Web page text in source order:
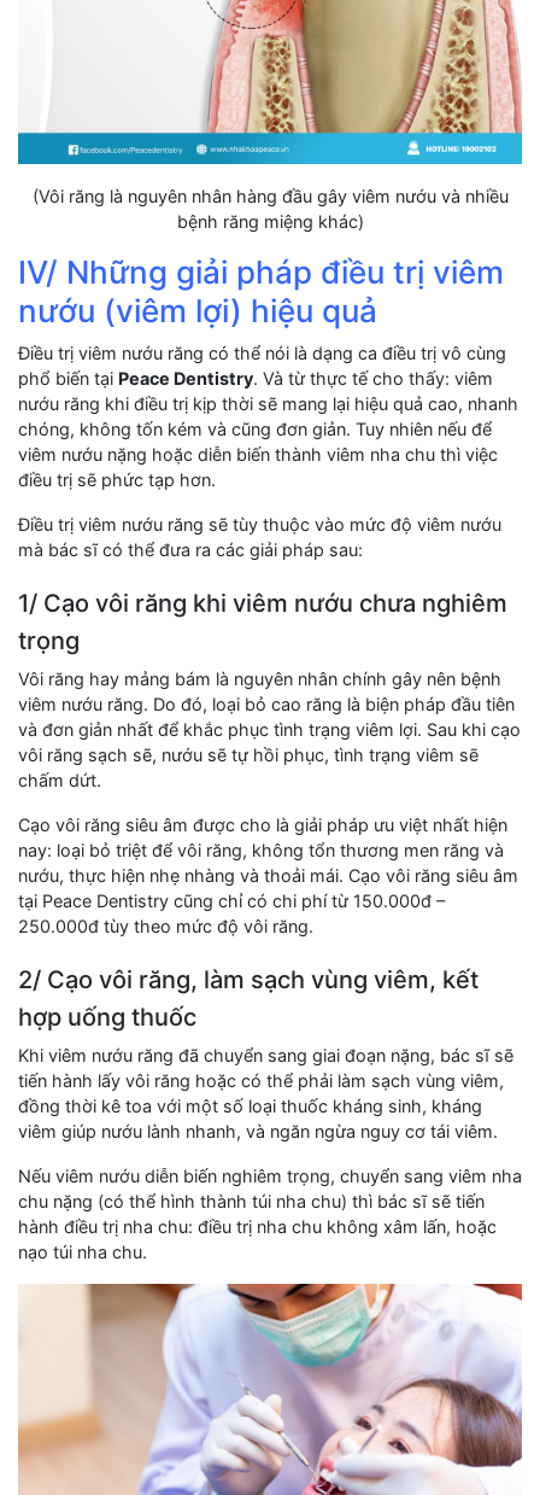
(Vôi răng là nguyên nhân hàng đầu gây viêm nướu và nhiều
bệnh răng miệng khác)
IV/ Những giải pháp điều trị viêm
nướu (viêm lợi) hiệu quả
Điều trị viêm nướu răng có thể nói là dạng ca điều trị vô cùng
phổ biến tại Peace Dentistry. Và từ thực tế cho thấy: viêm
nướu răng khi điều trị kịp thời sẽ mang lại hiệu quả cao, nhanh
chóng, không tốn kém và cũng đơn giản. Tuy nhiên nếu để
viêm nướu nặng hoặc diễn biến thành viêm nha chu thì việc
điều trị sẽ phức tạp hơn.
Điều trị viêm nướu răng sẽ tùy thuộc vào mức độ viêm nướu
mà bác sĩ có thể đưa ra các giải pháp sau:
1/ Cạo vôi răng khi viêm nướu chưa nghiêm
trọng
Vôi răng hay mảng bám là nguyên nhân chính gây nên bệnh
viêm nướu răng. Do đó, loại bỏ cao răng là biện pháp đầu tiên
và đơn giản nhất để khắc phục tình trạng viêm lợi. Sau khi cạo
vôi răng sạch sẽ, nướu sẽ tự hồi phục, tình trạng viêm sẽ
chấm dứt.
Cạo vôi răng siêu âm được cho là giải pháp ưu việt nhất hiện
nay: loại bỏ triệt để vôi răng, không tổn thương men răng và
nướu, thực hiện nhẹ nhàng và thoải mái. Cạo vôi răng siêu âm
tại Peace Dentistry cũng chỉ có chi phí từ 150.000đ –
250.000đ tùy theo mức độ vôi răng.
2/ Cạo vôi răng, làm sạch vùng viêm, kết
hợp uống thuốc
Khi viêm nướu răng đã chuyển sang giai đoạn nặng, bác sĩ sẽ
tiến hành lấy vôi răng hoặc có thể phải làm sạch vùng viêm,
đồng thời kê toa với một số loại thuốc kháng sinh, kháng
viêm giúp nướu lành nhanh, và ngăn ngừa nguy cơ tái viêm.
Nếu viêm nướu diễn biến nghiêm trọng, chuyển sang viêm nha
chu nặng (có thể hình thành túi nha chu) thì bác sĩ sẽ tiến
hành điều trị nha chu: điều trị nha chu không xâm lấn, hoặc
nạo túi nha chu.